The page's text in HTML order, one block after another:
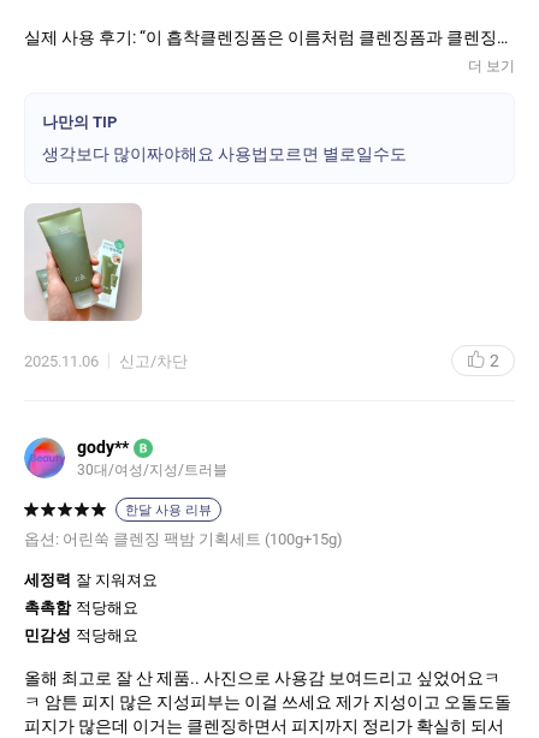
실제 사용 후기: “이 흡착클렌징폼은 이름처럼 클렌징폼과 클렌징
팩처럼 사용했을 때는 1–2분 올려두고, 폼으로 사용할 때는 바로 거
품내서 사용하는 방식으로 구분 가능해요.
!
피지, 각질, 모공 노폐물 케어에 집중된 구조
브랜드 측 자료에 따르면 ‘모공 속 노폐물 -92.3%’ 수치 등이 제시되
어 있어요.
“피지·각질·블랙/화이트헤드까지 쑥쑥 흡착”이라는 문구가 있어요.
후기에서 “노폐물도 잘 제거되었어요… 세안하면 힐링되는 기분” 등
의 평이 보여요.
언니의파우치
진정 및 촉촉함도 고려됨
어린쑥 추출물, 병풀 등 진정 성분이 포함되어 있고, 세안 후 당김이
덜하다는 평가가 있어요.
화해
아모레퍼시픽
@
더 보기
나만의 TIP
2025.11.06 신고/차단 2
gody** B
30대/여성/지성/트러블
한달 사용 리뷰
옵션: 어린쑥 클렌징 팩밤 기획세트 (100g+15g)
세정력 잘 지워져요
촉촉함 적당해요
민감성 적당해요
올해 최고로 잘 산 제품.. 사진으로 사용감 보여드리고 싶었어요ㅋ
ㅋ 암튼 피지 많은 지성피부는 이걸 쓰세요 제가 지성이고 오돌도돌
피지가 많은데 이거는 클렌징하면서 피지까지 정리가 확실히 되서